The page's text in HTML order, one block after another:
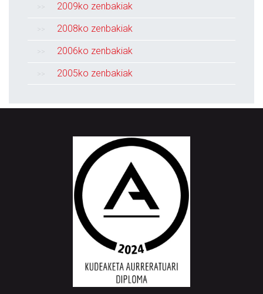
2009ko zenbakiak
2008ko zenbakiak
2006ko zenbakiak
2005ko zenbakiak